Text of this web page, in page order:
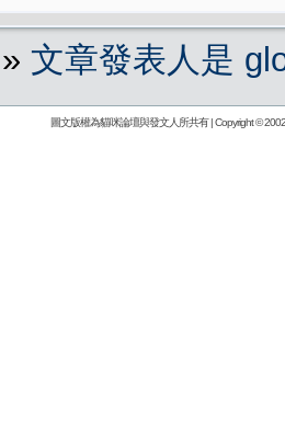
» 文章發表人是
圖文版權為貓咪論壇與發文人所共有 | Copyright ©